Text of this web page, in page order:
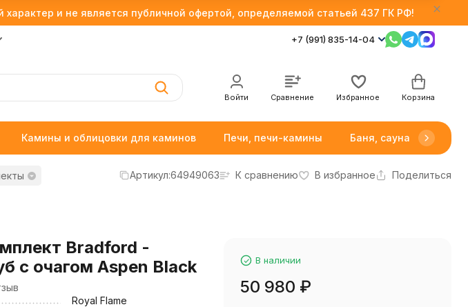
и не является публичной офертой, определяемой статьей 437 ГК РФ!
+7 (991) 835-14-04
Войти Сравнение Избранное Корзина
Камины и облицовки для каминов Печи, печи-камины Баня, сауна
Артикул:64949063 К сравнению В избранное Поделиться
Bradford -
с очагом Aspen Black
Royal Flame
В наличии
50 980 ₽